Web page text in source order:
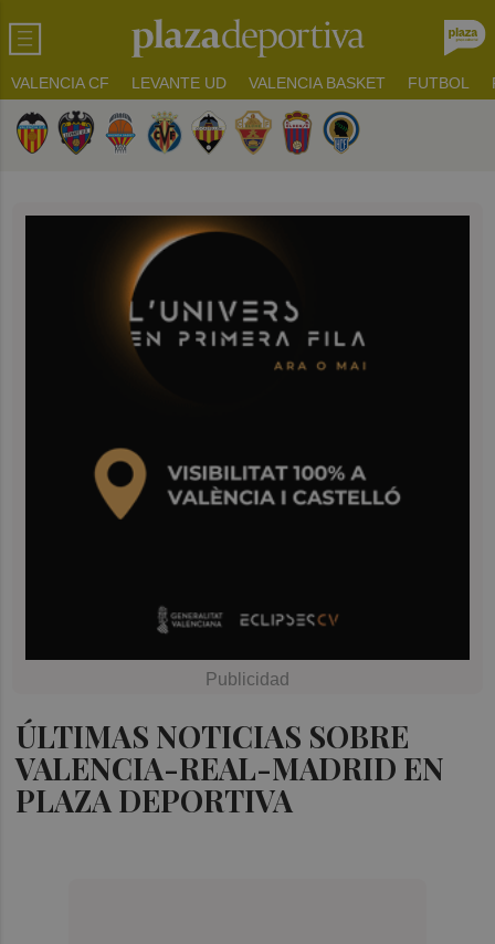
VALENCIA CF LEVANTE UD VALENCIA BASKET FUTBOL
ÚLTIMAS NOTICIAS SOBRE
VALENCIA-REAL-MADRID EN
PLAZA DEPORTIVA